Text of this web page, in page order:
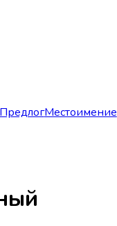
ПредлогМестоимение